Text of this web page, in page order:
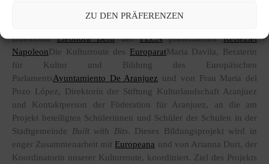
ZU DEN PRÄFERENZEN
DirektorinEleonora BertiderFECNpräsentiertenReiseziel
NapoleonDie Kulturroute des EuroparatMaria Davila, Beraterin
für Kultur und Bildung des Europäischen
ParlamentsAyuntamiento De Aranjuez und von Frau Maria del
Pozo López, Direktorin der Stiftung Kulturlandschaft Aranjuez
und Kontaktperson der Föderation für Aranjuez, an die am
Projekt beteiligten Schülerinnen und Schüler der Schulen in der
Stadtgemeinde
Built with Bits. Dieses Bildungsprojekt wird in
enger Zusammenarbeit mit Europeana und von Arianna Duri, der
Koordinatorin unserer Kulturroute, koordiniert. Ziel des Projekts